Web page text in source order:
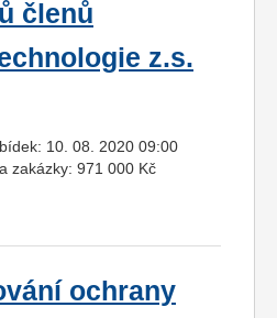
členů
z.s.
10. 08. 2020 09:00
zakázky: 971 000 Kč
ochrany